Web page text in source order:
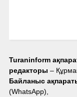
Turaninform
редакторы –
Байланыс
(WhatsApp),